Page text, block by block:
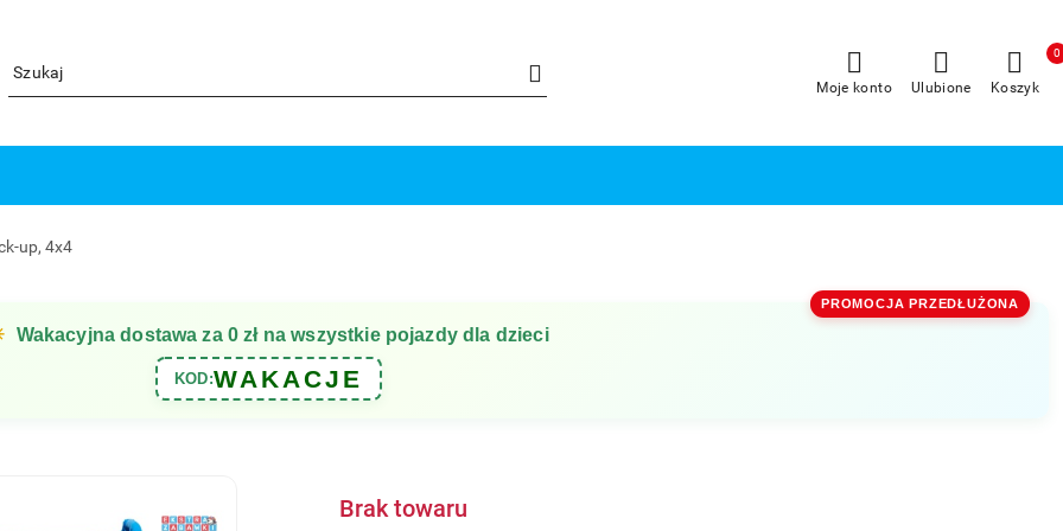
Moje konto Ulubione Koszyk
0
up, 4x4
PROMOCJA PRZEDŁUŻONA
Wakacyjna dostawa za 0 zł na wszystkie pojazdy dla dzieci
KOD:WAKACJE
Brak towaru